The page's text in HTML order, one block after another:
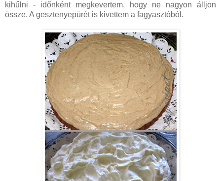
kihűlni - időnként megkevertem, hogy ne nagyon álljon
össze. A gesztenyepürét is kivettem a fagyasztóból.